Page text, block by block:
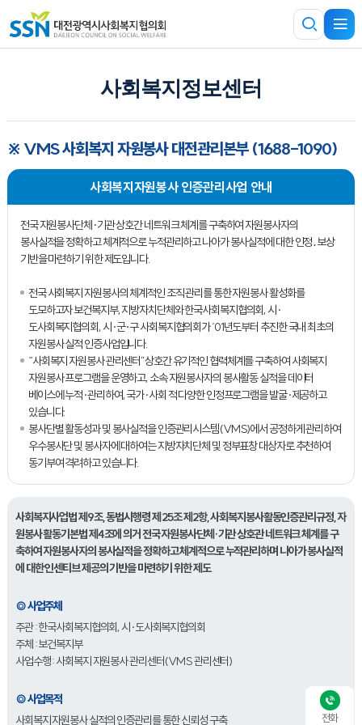
전화
사회복지정보센터
※ VMS 사회복지 자원봉사 대전관리본부 (1688-1090)
사회복지자원봉사 인증관리사업 안내
전국 자원봉사단체·기관 상호간 네트워크 체계를 구축하여 자원봉사자의
봉사실적을 정확하고 체계적으로 누적관리하고 나아가 봉사실적에 대한 인정․보상
기반을 마련하기 위한 제도입니다.
전국 사회복지 자원봉사의 체계적인 조직 관리를 통한 자원봉사 활성화를
도모하고자 보건복지부, 지방자치단체와 한국사회복지협의회, 시·
도사회복지협의회, 시·군·구 사회복지협의회가 ‘01년도부터 추진한 국내 최초의
자원봉사 실적 인증사업입니다.
“사회복지 자원봉사 관리센터”상호간 유기적인 협력체계를 구축하여 사회복지
자원봉사 프로그램을 운영하고, 소속 자원봉사자의 봉사활동 실적을 데이터
베이스에 누적·관리하여, 국가·사회 적 다양한 인정프로그램을 발굴·제공하고
있습니다.
봉사단별 활동성과 및 봉사실적을 인증관리시스템(VMS)에서 공정하게 관리하여
우수봉사단 및 봉사자에 대하여는 지방자치단체 및 정부표창 대상자로 추천하여
동기부여 격려하고 있습니다.
사회복지사업법 제9조, 동법시행령 제 25조 제2항, 사회복지봉사활동인증관리규정, 자
원봉사 활동기본법 제4조에 의거 전국 자원봉사단체·기관 상호관 네트워크 체계를 구
축하여 자원봉사자의 봉사실적을 정확하고 체계적으로 누적관리하며 나아가 봉사실적
에 대한 인센티브 제공의 기반을 마련하기 위한 제도
◎ 사업주체
주관 : 한국사회복지협의회, 시·도사회복지협의회
주체 : 보건복지부
사업수행 : 사회복지 자원봉사 관리센터(VMS 관리센터)
◎ 사업목적
사회복지 자원봉사 실적의 인증관리를 통한 신뢰성 구축